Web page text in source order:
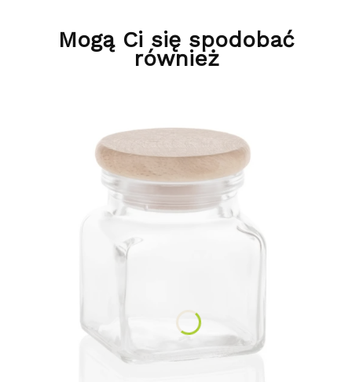
Mogą Ci się spodobać
również